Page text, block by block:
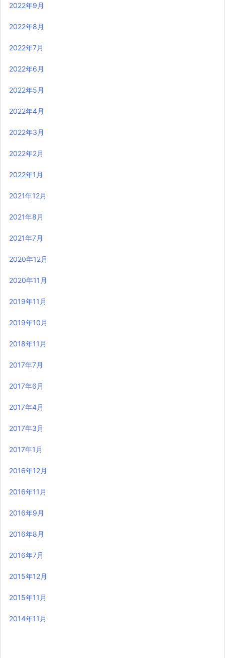
2022年9月
2022年8月
2022年7月
2022年6月
2022年5月
2022年4月
2022年3月
2022年2月
2022年1月
2021年12月
2021年8月
2021年7月
2020年12月
2020年11月
2019年11月
2019年10月
2018年11月
2017年7月
2017年6月
2017年4月
2017年3月
2017年1月
2016年12月
2016年11月
2016年9月
2016年8月
2016年7月
2015年12月
2015年11月
2014年11月